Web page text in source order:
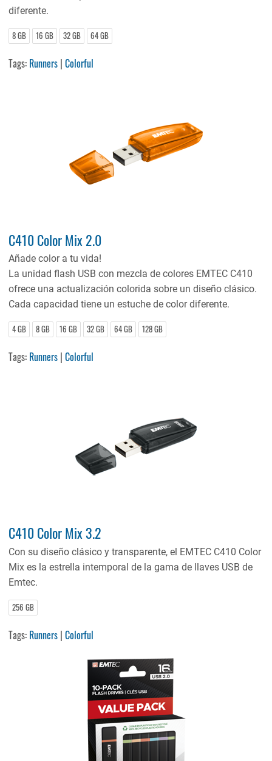
diferente.
8 GB 16 GB 32 GB 64 GB
Tags: Runners |Colorful
C410 Color Mix 2.0
Añade color a tu vida!
La unidad flash USB con mezcla de colores EMTEC C410
ofrece una actualización colorida sobre un diseño clásico.
Cada capacidad tiene un estuche de color diferente.
4 GB 8 GB 16 GB 32 GB 64 GB 128 GB
Tags: Runners |Colorful
C410 Color Mix 3.2
Con su diseño clásico y transparente, el EMTEC C410 Color
Mix es la estrella intemporal de la gama de llaves USB de
Emtec.
256 GB
Tags: Runners |Colorful